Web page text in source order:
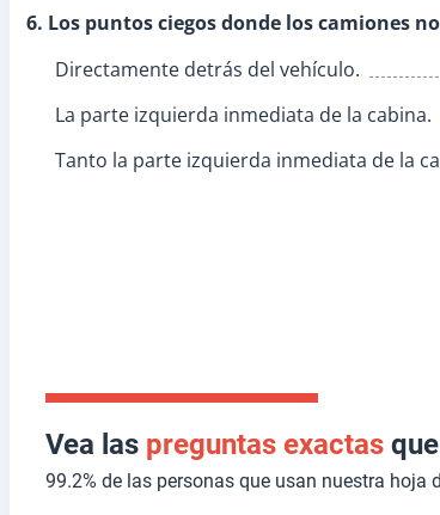
6. Los puntos ciegos donde los camiones
Directamente detrás del vehículo.
La parte izquierda inmediata de la cabina.
Tanto la parte izquierda inmediata de la
Vea las preguntas exactas
99.2% de las personas que usan nuestra hoja